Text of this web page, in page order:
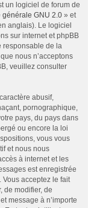
un logiciel de forum de
GNU 2.0 » et
anglais). Le logiciel
sur internet et phpBB
responsable de la
nous n’acceptons
veuillez consulter
abusif,
pornographique,
pays, du pays dans
ou encore la loi
vous vous
et nous nous
à internet et les
est enregistrée
Vous acceptez le fait
de modifier, de
message à n’importe